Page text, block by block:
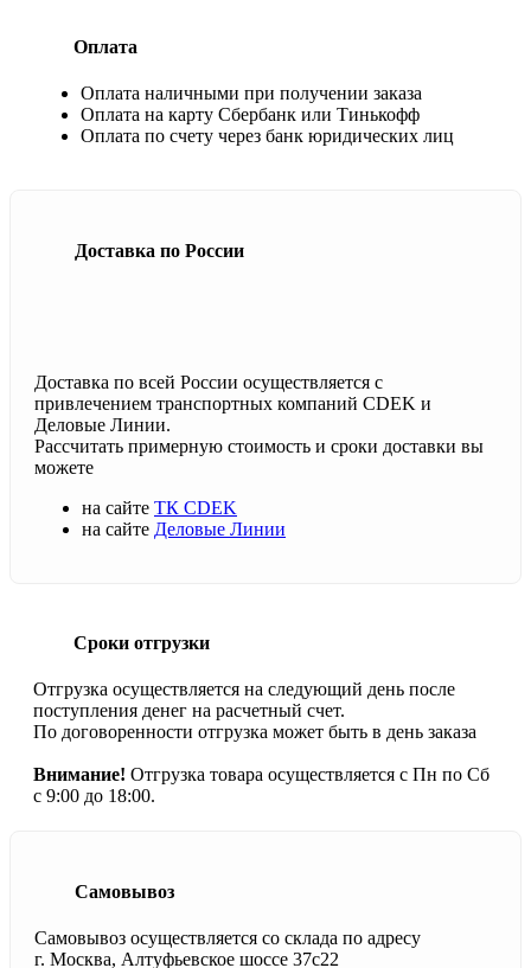
Оплата
Оплата наличными при получении заказа
Оплата на карту Сбербанк или Тинькофф
Оплата по счету через банк юридических лиц
Доставка по России
Доставка по всей России осуществляется с
привлечением транспортных компаний CDEK и
Деловые Линии.
Рассчитать примерную стоимость и сроки доставки вы
можете
на сайте ТК CDEK
на сайте Деловые Линии
Сроки отгрузки
Отгрузка осуществляется на следующий день после
поступления денег на расчетный счет.
По договоренности отгрузка может быть в день заказа
Внимание! Отгрузка товара осуществляется с Пн по Сб
с 9:00 до 18:00.
Самовывоз
Самовывоз осуществляется со склада по адресу
г. Москва, Алтуфьевское шоссе 37с22